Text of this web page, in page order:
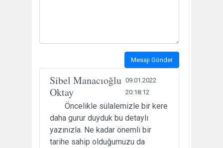
Mesajı Gönder
Sibel Manacıoğlu
Oktay
09.01.2022
20:18:12
Öncelikle sülalemizle bir kere
daha gurur duyduk bu detaylı
yazınızla. Ne kadar önemli bir
tarihe sahip olduğumuzu da